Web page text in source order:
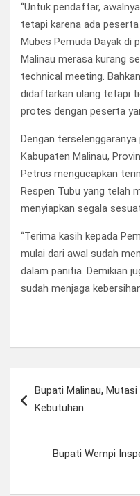
“Untuk pendaftar,
tetapi karena ada
Mubes Pemuda Dayak di
Malinau merasa kurang
technical meeting.
didaftarkan ulang tetapi
protes dengan peserta
Dengan
Kabupaten Malinau,
Petrus mengucapkan
Respen Tubu yang telah
menyiapkan segala
“Terima kasih kepada
mulai dari awal sudah
dalam panitia. Demikian
sudah menjaga
posBupati Malinau,
Kebutuhan
Bupati Wempi